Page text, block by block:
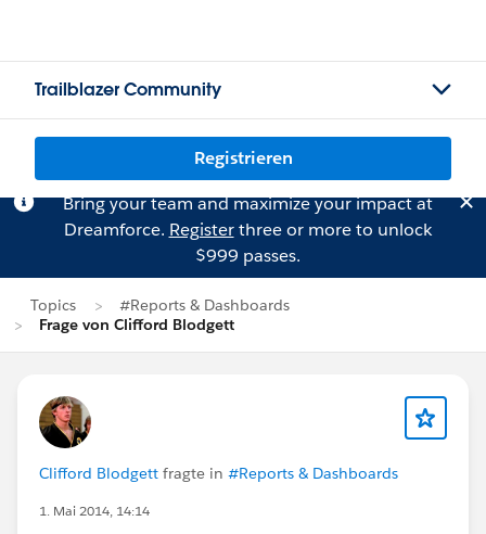
Trailblazer Community
Registrieren
Bring your team and maximize your impact at
Dreamforce. Registerthree or more to unlock
$999 passes.
Topics
#Reports & Dashboards
Frage von Clifford Blodgett
Clifford Blodgett fragte in #Reports & Dashboards
1. Mai 2014, 14:14